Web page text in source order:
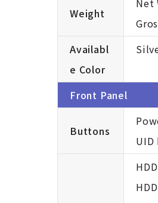
Weight
Net
Availabl
e Color
Front Panel
Buttons
HDD